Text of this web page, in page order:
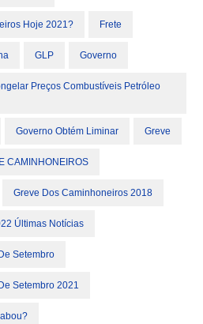
Hoje 2021? Frete
GLP Governo
Preços Combustíveis Petróleo
Governo Obtém Liminar Greve
CAMINHONEIROS
Greve Dos Caminhoneiros 2018
Últimas Notícias
Setembro
Setembro 2021